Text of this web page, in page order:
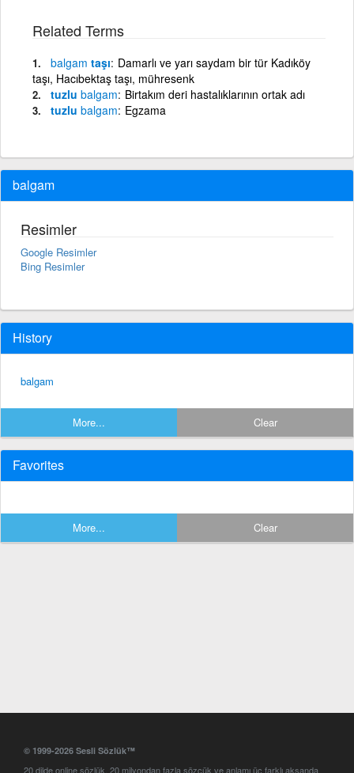
Related Terms
balgam taşı Damarlı ve yarı saydam bir tür Kadıköy
taşı, Hacıbektaş taşı, mühresenk
tuzlu balgam Birtakım deri hastalıklarının ortak adı
tuzlu balgam Egzama
balgam
Resimler
Google Resimler
Bing Resimler
History
balgam
More... Clear
Favorites
More... Clear
© 1999-2026 Sesli Sözlük™
20 dilde online sözlük. 20 milyondan fazla sözcük ve anlamı üç farklı aksanda